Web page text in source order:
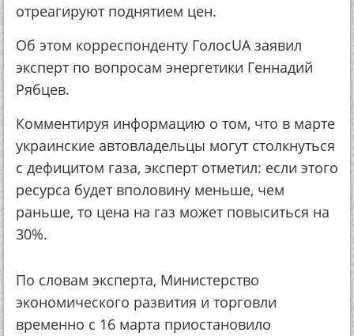
отреагируют поднятием цен.
Об этом корреспонденту ГолосUA заявил
эксперт по вопросам энергетики Геннадий
Рябцев.
Комментируя информацию о том, что в марте
украинские автовладельцы могут столкнуться
с дефицитом газа, эксперт отметил: если этого
ресурса будет вполовину меньше, чем
раньше, то цена на газ может повыситься на
30%.
По словам эксперта, Министерство
экономического развития и торговли
временно с 16 марта приостановило